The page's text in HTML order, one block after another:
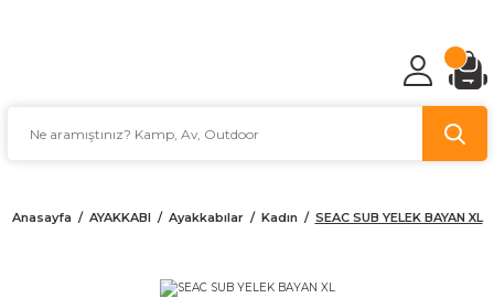
Anasayfa AYAKKABI Ayakkabılar Kadın SEAC SUB YELEK BAYAN XL